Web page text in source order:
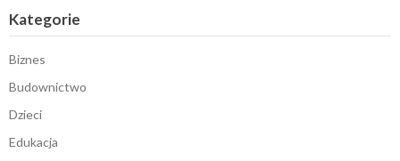
Kategorie
Biznes
Budownictwo
Dzieci
Edukacja